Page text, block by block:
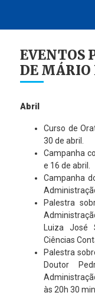
EVENTOS
DE MÁRIO
Abril
Curso de
30 de abril.
Campanha
e 16 de abril.
Campanha
Palestra
Luiza
Ciências
Palestra
Doutor
às 20h 30 min.